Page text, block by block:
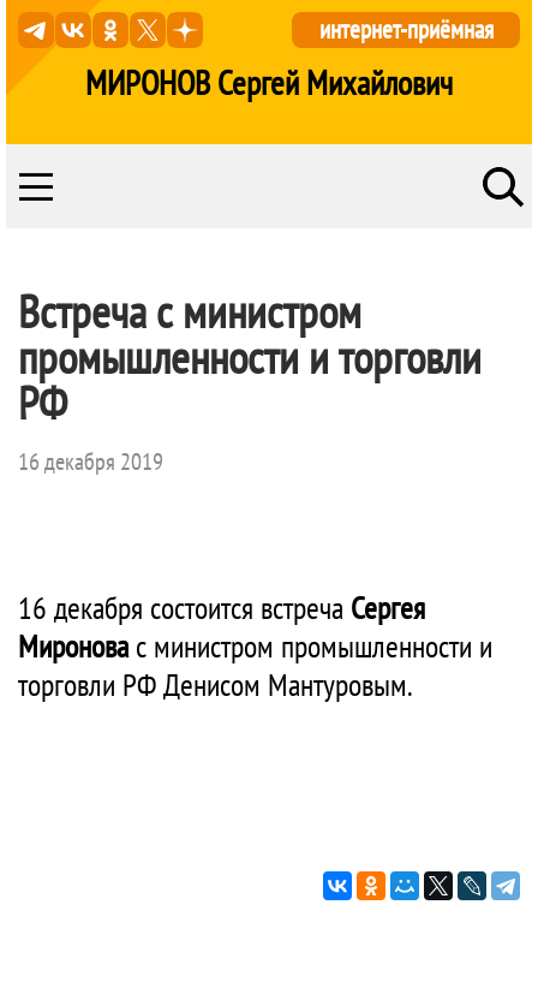
МИРОНОВ Сергей Михайлович
интернет-приёмная
Встреча с министром
промышленности и торговли
РФ
16 декабря 2019
16 декабря состоится встреча Сергея
Мироновас министром промышленности и
торговли РФ Денисом Мантуровым.